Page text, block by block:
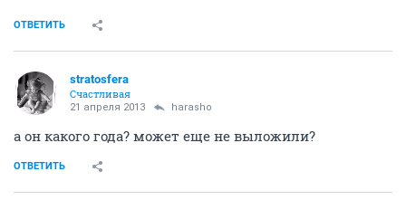
ОТВЕТИТЬ
stratosfera
Счастливая
21 апреля 2013 harasho
а он какого года? может еще не выложили?
ОТВЕТИТЬ